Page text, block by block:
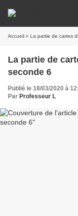
Accueil » La partie de cartes
La partie de
seconde 6
Publié le 18/03/2020 à
Par Professeur L